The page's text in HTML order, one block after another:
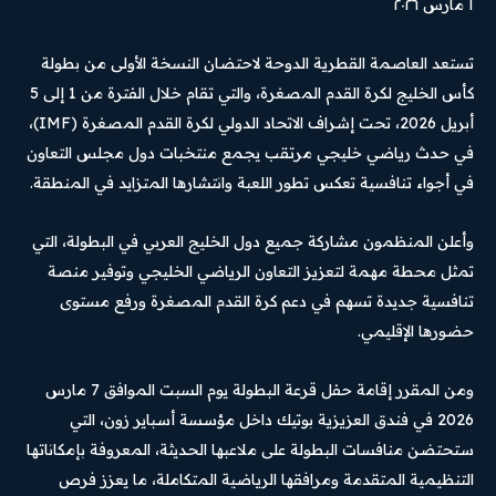
تستعد العاصمة القطرية الدوحة لاحتضان النسخة الأولى من بطولة
كأس الخليج لكرة القدم المصغرة، والتي تقام خلال الفترة من 1 إلى 5
أبريل 2026، تحت إشراف الاتحاد الدولي لكرة القدم المصغرة (IMF)،
في حدث رياضي خليجي مرتقب يجمع منتخبات دول مجلس التعاون
في أجواء تنافسية تعكس تطور اللعبة وانتشارها المتزايد في المنطقة.
وأعلن المنظمون مشاركة جميع دول الخليج العربي في البطولة، التي
تمثل محطة مهمة لتعزيز التعاون الرياضي الخليجي وتوفير منصة
تنافسية جديدة تسهم في دعم كرة القدم المصغرة ورفع مستوى
حضورها الإقليمي.
ومن المقرر إقامة حفل قرعة البطولة يوم السبت الموافق 7 مارس
2026 في فندق العزيزية بوتيك داخل مؤسسة أسباير زون، التي
ستحتضن منافسات البطولة على ملاعبها الحديثة، المعروفة بإمكاناتها
التنظيمية المتقدمة ومرافقها الرياضية المتكاملة، ما يعزز فرص